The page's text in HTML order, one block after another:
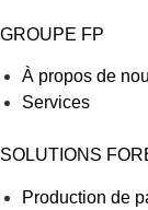
GROUPE FP
À propos de
Services
SOLUTIONS
Production de